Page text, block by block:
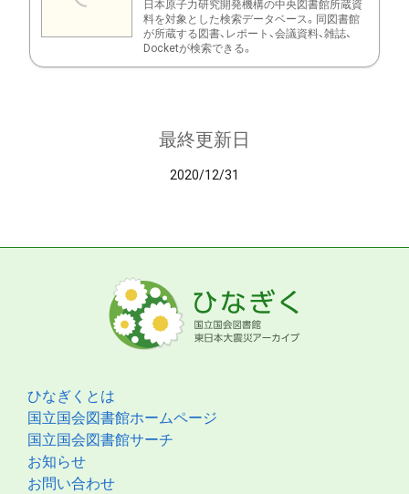
日本原子力研究開発機構の中央図書館所蔵資
料を対象とした検索データベース。同図書館
が所蔵する図書、レポート、会議資料、雑誌、
Docketが検索できる。
最終更新日
2020/12/31
ひなぎくとは
国立国会図書館ホームページ
国立国会図書館サーチ
お知らせ
お問い合わせ